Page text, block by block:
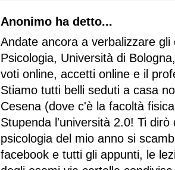
Anonimo ha detto...
Andate ancora a verbalizzare
Psicologia, Università di
voti online, accetti online e il
Stiamo tutti belli seduti a casa
Cesena (dove c'è la facoltà
Stupenda l'università 2.0! Ti
psicologia del mio anno si
facebook e tutti gli appunti, le